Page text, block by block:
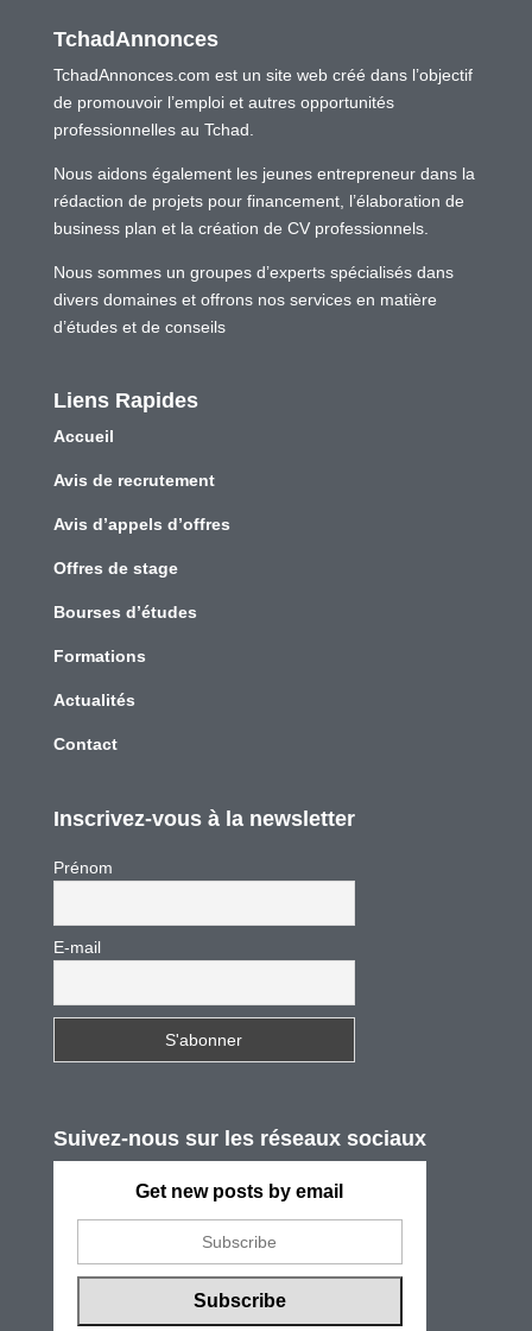
TchadAnnonces
TchadAnnonces.com est un site web créé dans l’objectif
de promouvoir l’emploi et autres opportunités
professionnelles au Tchad.
Nous aidons également les jeunes entrepreneur dans la
rédaction de projets pour financement, l’élaboration de
business plan et la création de CV professionnels.
Nous sommes un groupes d’experts spécialisés dans
divers domaines et offrons nos services en matière
d’études et de conseils
Liens Rapides
Accueil
Avis de recrutement
Avis d’appels d’offres
Offres de stage
Bourses d’études
Formations
Actualités
Contact
Inscrivez-vous à la newsletter
Prénom
E-mail
Suivez-nous sur les réseaux sociaux
Get new posts by email